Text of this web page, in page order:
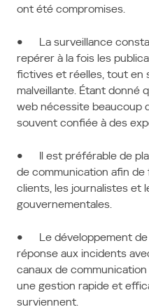
ont été compromises.
● La surveillance
repérer à la fois les
fictives et réelles, tout en
malveillante. Étant donné
web nécessite beaucoup
souvent confiée à des
● Il est préférable de
de communication afin
clients, les journalistes et
gouvernementales.
● Le développement de
réponse aux incidents
canaux de
une gestion rapide et
surviennent.